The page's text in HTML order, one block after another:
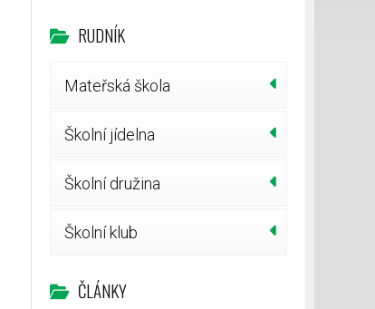
RUDNÍK
Mateřská škola
Školní jídelna
Školní družina
Školní klub
ČLÁNKY